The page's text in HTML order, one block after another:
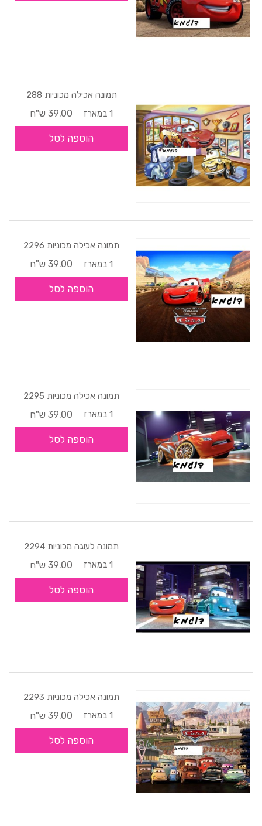
תמונה אכילה מכוניות 288
1 במארז
39.00 ש"ח
הוספה לסל
תמונה אכילה מכוניות 2296
1 במארז
39.00 ש"ח
הוספה לסל
תמונה אכילה מכוניות 2295
1 במארז
39.00 ש"ח
הוספה לסל
תמונה לעוגה מכוניות 2294
1 במארז
39.00 ש"ח
הוספה לסל
תמונה אכילה מכוניות 2293
1 במארז
39.00 ש"ח
הוספה לסל